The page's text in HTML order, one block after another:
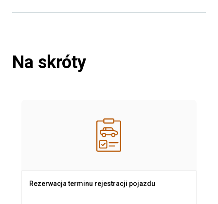
Na skróty
Rezerwacja terminu rejestracji pojazdu